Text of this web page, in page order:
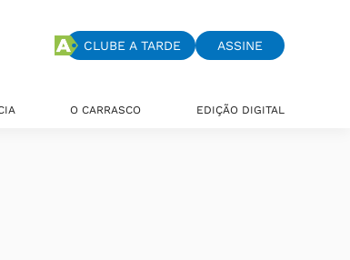
CLUBE A TARDE ASSINE
O CARRASCO EDIÇÃO DIGITAL